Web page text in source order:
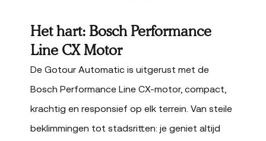
Het hart: Bosch Performance
Line CX Motor
De Gotour Automatic is uitgerust met de
Bosch Performance Line CX-motor, compact,
krachtig en responsief op elk terrein. Van steile
beklimmingen tot stadsritten: je geniet altijd